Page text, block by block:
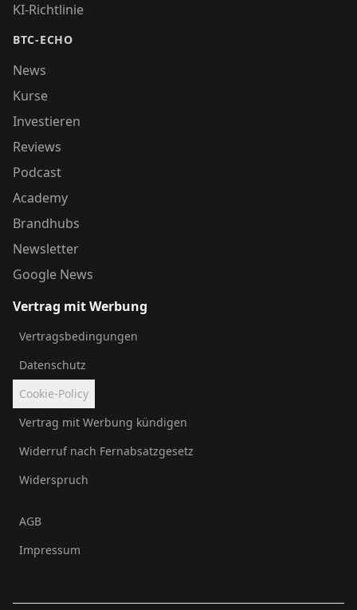
KI-Richtlinie
BTC-ECHO
News
Kurse
Investieren
Reviews
Podcast
Academy
Brandhubs
Newsletter
Google News
Vertrag mit Werbung
Vertragsbedingungen
Datenschutz
Cookie-Policy
Vertrag mit Werbung kündigen
Widerruf nach Fernabsatzgesetz
Widerspruch
AGB
Impressum